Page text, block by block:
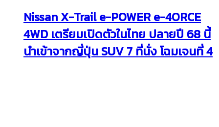
Nissan X-Trail e-POWER e-4ORCE
4WD เตรียมเปิดตัวในไทย ปลายปี 68 นี้
นำเข้าจากญี่ปุ่น SUV 7 ที่นั่ง โฉมเจนที่ 4